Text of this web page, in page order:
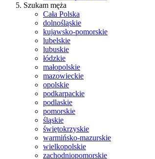
Szukam męża
Cała Polska
dolnośląskie
kujawsko-pomorskie
lubelskie
lubuskie
łódzkie
małopolskie
mazowieckie
opolskie
podkarpackie
podlaskie
pomorskie
śląskie
świętokrzyskie
warmińsko-mazurskie
wielkopolskie
zachodniopomorskie